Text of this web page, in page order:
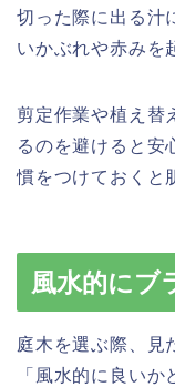
切った際に出る汁
いかぶれや赤みを
剪定作業や植え替
るのを避けると安
慣をつけておくと
風水的にブ
庭木を選ぶ際、見
「風水的に良い